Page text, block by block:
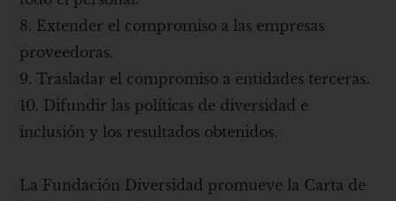
8. Extender el compromiso a las empresas
proveedoras.
9. Trasladar el compromiso a entidades terceras.
10. Difundir las políticas de diversidad e
inclusión y los resultados obtenidos.
La Fundación Diversidad promueve la Carta de